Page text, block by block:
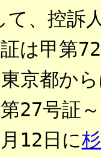
て、控訴
は甲第
京都か
27号証
12日に